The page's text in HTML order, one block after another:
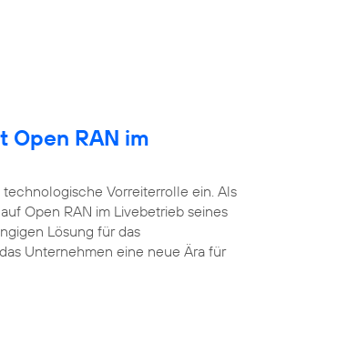
RAN im
Vorreiterrolle ein. Als
Open RAN im Livebetrieb seines
Lösung für das
Unternehmen eine neue Ära für